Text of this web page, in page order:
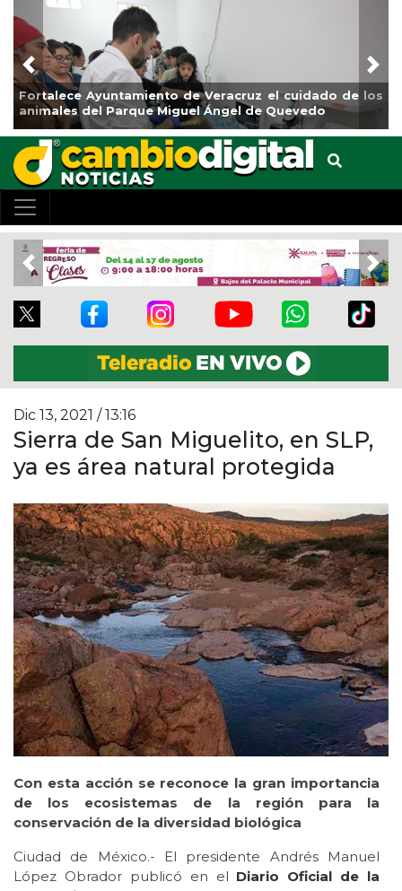
los
La ciudad de Veracruz se suma a la Jornada Nacional
de Reforestación 2026
Previous
Previous
Dic 13, 2021 / 13:16
Sierra de San Miguelito, en SLP,
ya es área natural protegida
Con esta acción se reconoce la gran importancia
de los ecosistemas de la región para la
conservación de la diversidad biológica
Ciudad de México.- El presidente Andrés Manuel
López Obrador publicó en el Diario Oficial de la